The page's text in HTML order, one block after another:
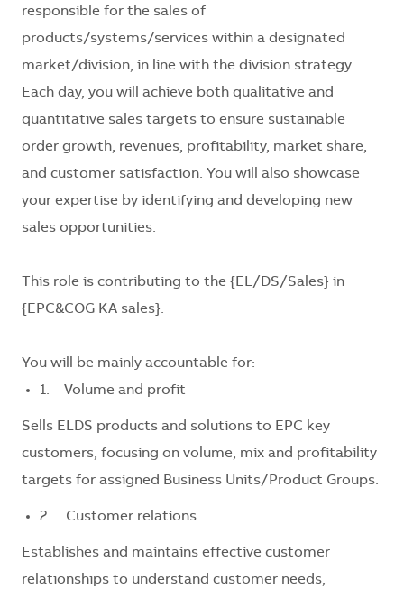
responsible for the sales of
products/systems/services within a designated
market/division, in line with the division strategy.
Each day, you will achieve both qualitative and
quantitative sales targets to ensure sustainable
order growth, revenues, profitability, market share,
and customer satisfaction. You will also showcase
your expertise by identifying and developing new
sales opportunities.
This role is contributing to the {EL/DS/Sales} in
{EPC&COG KA sales}.
You will be mainly accountable for:
1. Volume and profit
Sells ELDS products and solutions to EPC key
customers, focusing on volume, mix and profitability
targets for assigned Business Units/Product Groups.
2. Customer relations
Establishes and maintains effective customer
relationships to understand customer needs,